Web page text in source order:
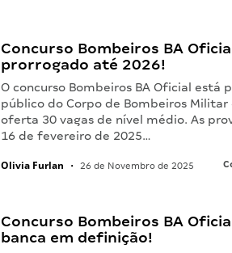
Concurso Bombeiros BA
prorrogado até 2026!
O concurso Bombeiros BA Oficial está
público do Corpo de Bombeiros Militar
oferta 30 vagas de nível médio. As
16 de fevereiro de 2025…
Olivia Furlan • 26 de Novembro de 2025
Concurso Bombeiros BA
banca em definição!